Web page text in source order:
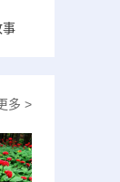
事
多 >